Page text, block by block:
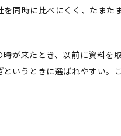
同時に比べにくく、たまた
が来たとき、以前に資料を
いうときに選ばれやすい。